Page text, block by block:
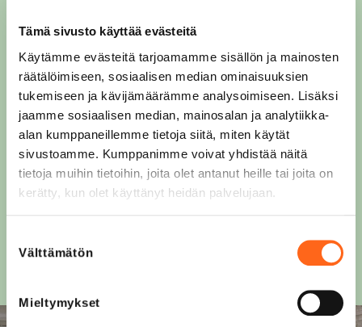
Tämä sivusto käyttää evästeitä
Käytämme evästeitä tarjoamamme sisällön ja mainosten
räätälöimiseen, sosiaalisen median ominaisuuksien
tukemiseen ja kävijämäärämme analysoimiseen. Lisäksi
jaamme sosiaalisen median, mainosalan ja analytiikka-
alan kumppaneillemme tietoja siitä, miten käytät
sivustoamme. Kumppanimme voivat yhdistää näitä
tietoja muihin tietoihin, joita olet antanut heille tai joita on
kerätty, kun olet käyttänyt heidän palvelujaan.
valinta
Välttämätön
Mieltymykset
Aina ainutlaatuista
Fida Secondhand on uudelleen käyttöä arvostavan
aarreaitta. Katumuotia, keräilytavaraa ja
designtuotteita aivan kättesi ulottuvilla 3.
kerroksessa, mikäli kiinnostaa tehdä ostoksia, jotka
muuttavat maailmaa.